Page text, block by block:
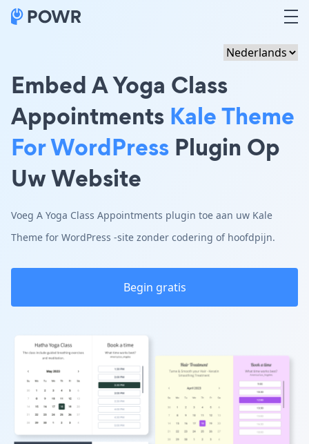
Embed A Yoga Class
Appointments Kale Theme
For WordPress Plugin Op
Uw Website
Voeg A Yoga Class Appointments plugin toe aan uw Kale
Theme for WordPress -site zonder codering of hoofdpijn.
Begin gratis